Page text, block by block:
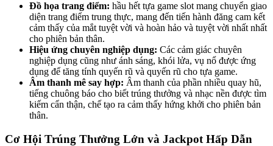
Đồ họa trang điểm: hầu hết tựa game slot mang chuyển giao
diện trang điểm trung thực, mang đến tiến hành đăng cam kết
cảm thấy của mắt tuyệt vời và hoàn hảo và tuyệt vời nhất nhất
cho phiên bản thân.
Hiệu ứng chuyên nghiệp dụng: Các cảm giác chuyên
nghiệp dụng cũng như ánh sáng, khói lửa, vụ nổ được ứng
dụng để tăng tính quyến rũ và quyến rũ cho tựa game.
Âm thanh mê say hợp: Âm thanh của phần nhiều quay hũ,
tiếng chuông báo cho biết trúng thưởng và nhạc nền được tìm
kiếm cẩn thận, chế tạo ra cảm thấy hứng khởi cho phiên bản
thân.
Cơ Hội Trúng Thưởng Lớn và Jackpot Hấp Dẫn